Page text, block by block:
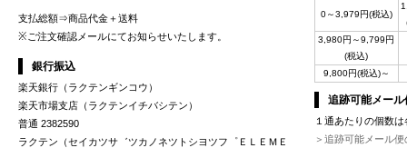
支払総額⇒商品代金＋送料
※ご注文確認メールにてお知らせいたします。
銀行振込
楽天銀行（ラクテンギンコウ）
楽天市場支店（ラクテンイチバシテン）
普通 2382590
ラクテン（セイカツサ゛ツカノネツトシヨツフ゜ＥＬＥＭＥ
0～3,979円(税込)
3,980円～9,799円
(税込)
9,800円(税込)～
追跡可能メー
１通あたりの個数
＞追跡可能メール